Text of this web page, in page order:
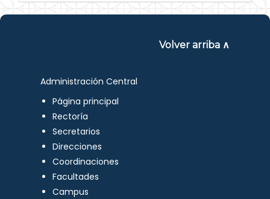
Volver arriba ∧
Administración Central
Página principal
Rectoría
Secretarios
Direcciones
Coordinaciones
Facultades
Campus